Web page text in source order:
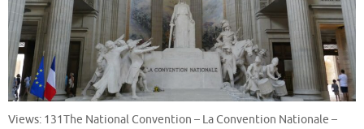
Views: 131The National Convention – La Convention Nationale –